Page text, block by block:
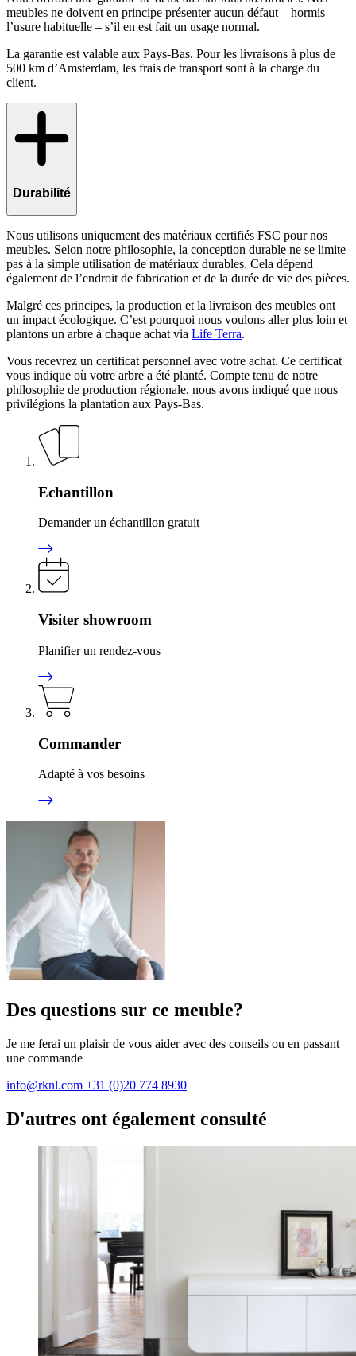
meubles ne doivent en principe présenter aucun défaut – hormis
l’usure habituelle – s’il en est fait un usage normal.
La garantie est valable aux Pays-Bas. Pour les livraisons à plus de
500 km d’Amsterdam, les frais de transport sont à la charge du
client.
Durabilité
Nous utilisons uniquement des matériaux certifiés FSC pour nos
meubles. Selon notre philosophie, la conception durable ne se limite
pas à la simple utilisation de matériaux durables. Cela dépend
également de l’endroit de fabrication et de la durée de vie des pièces.
Malgré ces principes, la production et la livraison des meubles ont
un impact écologique. C’est pourquoi nous voulons aller plus loin et
plantons un arbre à chaque achat via Life Terra.
Vous recevrez un certificat personnel avec votre achat. Ce certificat
vous indique où votre arbre a été planté. Compte tenu de notre
philosophie de production régionale, nous avons indiqué que nous
privilégions la plantation aux Pays-Bas.
Echantillon
Demander un échantillon gratuit
Visiter showroom
Planifier un rendez-vous
Commander
Adapté à vos besoins
Des questions sur ce meuble?
Je me ferai un plaisir de vous aider avec des conseils ou en passant
une commande
info@rknl.com +31 (0)20 774 8930
D'autres ont également consulté